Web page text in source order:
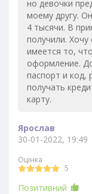
но девочки
моему другу.
4 тысячи. В
получили.
имеется то,
оформление.
паспорт и
получать
карту.
Ярослав
30-01-2022, 19:49
Оцінка
5
Позитивний